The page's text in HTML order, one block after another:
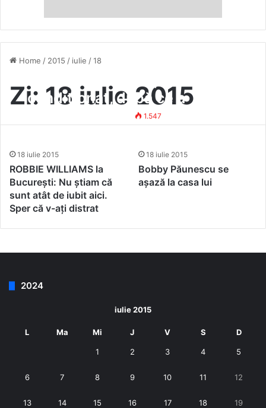
Home / 2015 / iulie /18
Zi: 18 iulie 2015
condiționat, după ce a
executat nouă luni pentru
1.547
18 iulie 2015
ROBBIE WILLIAMS la
București: Nu știam că
sunt atât de iubit aici.
Sper că v-ați distrat
18 iulie 2015
Bobby Păunescu se
așază la casa lui
2024
iulie 2015
L Ma Mi J V S D
1 2 3 4 5
6 7 8 9 10 11 12
13 14 15 16 17 18 19